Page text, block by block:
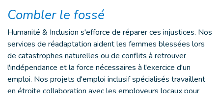
Combler le fossé
Humanité & Inclusion s'efforce de réparer ces injustices. Nos
services de réadaptation aident les femmes blessées lors
de catastrophes naturelles ou de conflits à retrouver
l'indépendance et la force nécessaires à l'exercice d'un
emploi. Nos projets d'emploi inclusif spécialisés travaillent